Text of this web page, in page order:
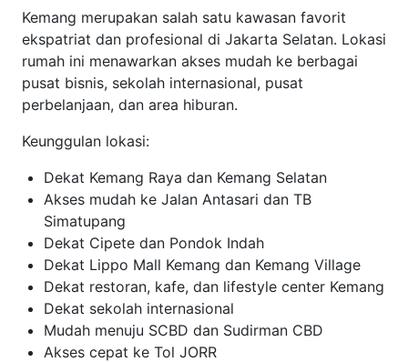
Kemang merupakan salah satu kawasan favorit
ekspatriat dan profesional di Jakarta Selatan. Lokasi
rumah ini menawarkan akses mudah ke berbagai
pusat bisnis, sekolah internasional, pusat
perbelanjaan, dan area hiburan.
Keunggulan lokasi:
Dekat Kemang Raya dan Kemang Selatan
Akses mudah ke Jalan Antasari dan TB
Simatupang
Dekat Cipete dan Pondok Indah
Dekat Lippo Mall Kemang dan Kemang Village
Dekat restoran, kafe, dan lifestyle center Kemang
Dekat sekolah internasional
Mudah menuju SCBD dan Sudirman CBD
Akses cepat ke Tol JORR